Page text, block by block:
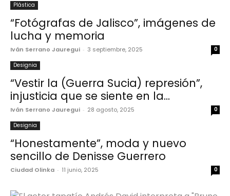
Plástica
“Fotógrafas de Jalisco”, imágenes de
lucha y memoria
Iván Serrano Jauregui - 3 septiembre, 2025 0
Designia
“Vestir la (Guerra Sucia) represión”,
injusticia que se siente en la...
Iván Serrano Jauregui - 28 agosto, 2025 0
Designia
“Honestamente”, moda y nuevo
sencillo de Denisse Guerrero
Ciudad Olinka - 11 junio, 2025 0